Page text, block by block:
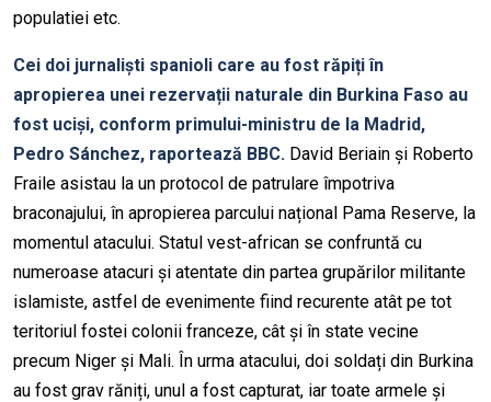
populatiei etc.
Cei doi jurnaliști spanioli care au fost răpiți în
apropierea unei rezervații naturale din Burkina Faso au
fost uciși, conform primului-ministru de la Madrid,
Pedro Sánchez, raportează BBC. David Beriain și Roberto
Fraile asistau la un protocol de patrulare împotriva
braconajului, în apropierea parcului național Pama Reserve, la
momentul atacului. Statul vest-african se confruntă cu
numeroase atacuri și atentate din partea grupărilor militante
islamiste, astfel de evenimente fiind recurente atât pe tot
teritoriul fostei colonii franceze, cât și în state vecine
precum Niger și Mali. În urma atacului, doi soldați din Burkina
au fost grav răniți, unul a fost capturat, iar toate armele și